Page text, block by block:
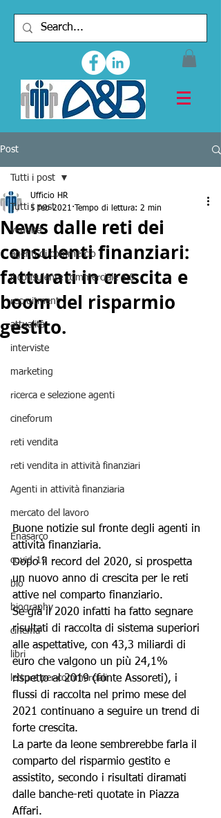
Post
Tutti i post
vendite
agenti di commercio
il consulente commerciale 4.0
recruitment
attualità
interviste
marketing
ricerca e selezione agenti
cineforum
reti vendita
reti vendita in attività finanziari
Agenti in attività finanziaria
mercato del lavoro
Enasarco
covid-19
bio
biography
cinema
libri
letture per commerciali
Tutti i post
News dalle reti dei
consulenti finanziari:
fatturati in crescita e
boom del risparmio
gestito.
Ufficio HR
5 feb 2021
Tempo di lettura: 2 min
Buone notizie sul fronte degli agenti in
attività finanziaria.
Dopo il record del 2020, si prospetta
un nuovo anno di crescita per le reti
attive nel comparto finanziario.
Se già il 2020 infatti ha fatto segnare
risultati di raccolta di sistema superiori
alle aspettative, con 43,3 miliardi di
euro che valgono un più 24,1%
rispetto al 2019 (fonte Assoreti), i
flussi di raccolta nel primo mese del
2021 continuano a seguire un trend di
forte crescita.
La parte da leone sembrerebbe farla il
comparto del risparmio gestito e
assistito, secondo i risultati diramati
dalle banche-reti quotate in Piazza
Affari.